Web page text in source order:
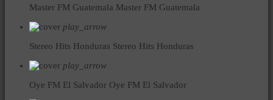
Master FM Guatemala Master FM Guatemala
play_arrow
Stereo Hits Honduras Stereo Hits Honduras
play_arrow
Oye FM El Salvador Oye FM El Salvador